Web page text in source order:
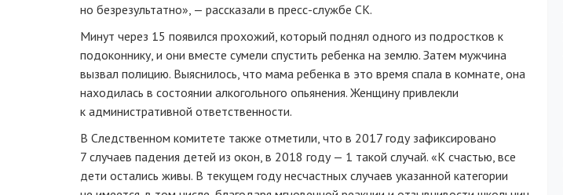
но безрезультатно», — рассказали в пресс-службе СК.
Минут через 15 появился прохожий, который поднял одного из подростков к
подоконнику, и они вместе сумели спустить ребенка на землю. Затем мужчина
вызвал полицию. Выяснилось, что мама ребенка в это время спала в комнате, она
находилась в состоянии алкогольного опьянения. Женщину привлекли
к административной ответственности.
В Следственном комитете также отметили, что в 2017 году зафиксировано
7 случаев падения детей из окон, в 2018 году — 1 такой случай. «К счастью, все
дети остались живы. В текущем году несчастных случаев указанной категории